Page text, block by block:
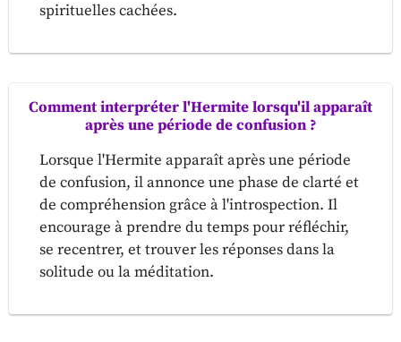
spirituelles cachées.
Comment interpréter l'Hermite lorsqu'il apparaît
après une période de confusion ?
Lorsque l'Hermite apparaît après une période
de confusion, il annonce une phase de clarté et
de compréhension grâce à l'introspection. Il
encourage à prendre du temps pour réfléchir,
se recentrer, et trouver les réponses dans la
solitude ou la méditation.